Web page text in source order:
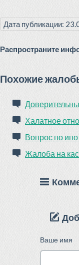
Дата публикации:
Распространите
Похожие
Халатное
Вопрос по
Жалоба на
Ваше имя